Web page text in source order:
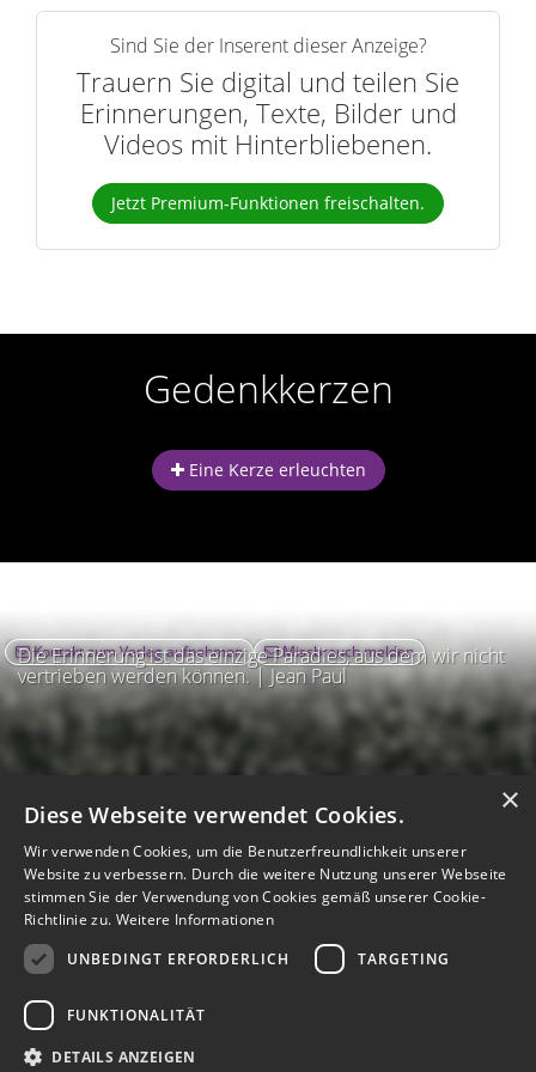
Sind Sie der Inserent dieser Anzeige?
Trauern Sie digital und teilen Sie
Erinnerungen, Texte, Bilder und
Videos mit Hinterbliebenen.
Jetzt Premium-Funktionen freischalten.
Gedenkkerzen
Eine Kerze erleuchten
Die Erinnerung ist das einzige Paradies, aus dem wir nicht
vertrieben werden können. | Jean Paul
Kontakt zum Verlag aufnehmen Missbrauch melden
Barrierefreiheit
Barriere melden
m
Kontrastmodus aktivieren
Hilfe
eigenes Gedenkportal erstellen
×
Diese Webseite verwendet Cookies.
Wir verwenden Cookies, um die Benutzerfreundlichkeit unserer
Website zu verbessern. Durch die weitere Nutzung unserer Webseite
stimmen Sie der Verwendung von Cookies gemäß unserer Cookie-
Richtlinie zu. Weitere Informationen
UNBEDINGT ERFORDERLICH
TARGETING
FUNKTIONALITÄT
DETAILS ANZEIGEN